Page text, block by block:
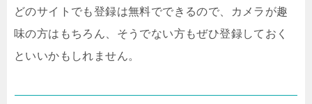
どのサイトでも登録は無料でできるので、カメラが趣
味の方はもちろん、そうでない方もぜひ登録しておく
といいかもしれません。